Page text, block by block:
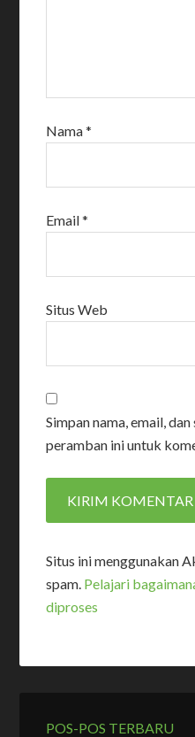
Nama*
Email*
Situs Web
Simpan nama, email,
peramban ini untuk
Situs ini menggunakan
spam. Pelajari
diproses
POS-POS TERBARU